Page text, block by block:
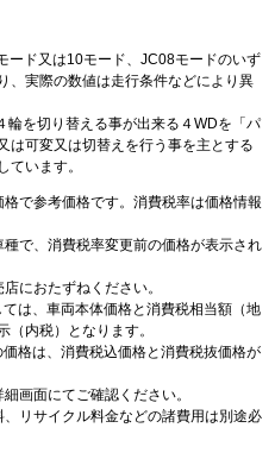
ード又は10モード、JC08モードのいず
、実際の数値は走行条件などにより異
輪を切り替える事が出来る４WDを「パ
は可変又は切替えを行う事を主とする
ています。
で参考価格です。消費税率は価格情報
で、消費税率変更前の価格が表示され
におたずねください。
は、車両本体価格と消費税相当額（地
内税）となります。
格は、消費税込価格と消費税抜価格が
画面にてご確認ください。
リサイクル料金などの諸費用は別途必